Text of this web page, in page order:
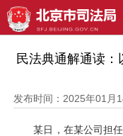
当前位置：首页>政务
民法典通解通读：
发布时间：2025年01月
某日，在某公司担任